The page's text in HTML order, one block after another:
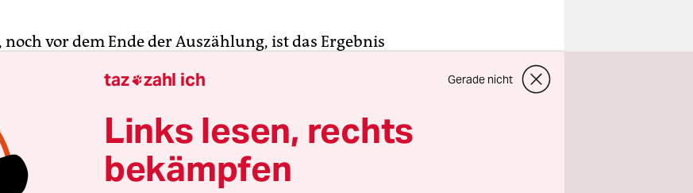
noch vor dem Ende der Auszählung, ist das Ergebnis
einer Wahlbeteiligung von 27,5 Prozent stimmten über
das Anliegen des Berliner Wassertisches. Damit ist
Stadt ein Gesetz per Volksentscheid durchgesetzt
taz zahl ich Gerade nicht
Links lesen, rechts
bekämpfen